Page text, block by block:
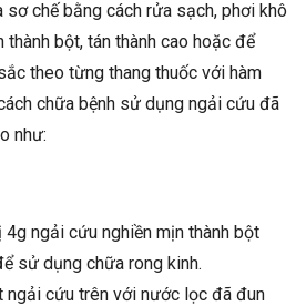
chế bằng cách rửa sạch, phơi khô
bột, tán thành cao hoặc để
theo từng thang thuốc với hàm
chữa bệnh sử dụng ngải cứu đã
như:
4g ngải cứu nghiền mịn thành bột
sử dụng chữa rong kinh.
ngải cứu trên với nước lọc đã đun